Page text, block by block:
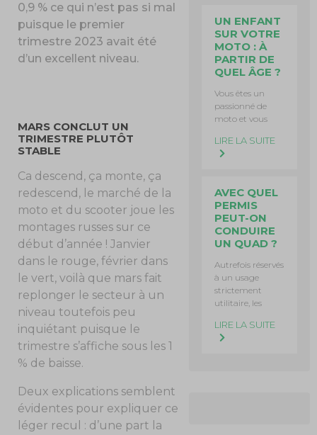
0,9 % ce qui n’est pas si mal
puisque le premier
trimestre 2023 avait été
d’un excellent niveau.
MARS CONCLUT UN
TRIMESTRE PLUTÔT
STABLE
Ca descend, ça monte, ça
redescend, le marché de la
moto et du scooter joue les
montages russes sur ce
début d’année ! Janvier
dans le rouge, février dans
le vert, voilà que mars fait
replonger le secteur à un
niveau toutefois peu
inquiétant puisque le
trimestre s’affiche sous les 1
% de baisse.
Deux explications semblent
évidentes pour expliquer ce
léger recul : d’une part la
UN ENFANT
SUR VOTRE
MOTO : À
PARTIR DE
QUEL ÂGE ?
Vous êtes un
passionné de
moto et vous
LIRE LA SUITE
AVEC QUEL
PERMIS
PEUT-ON
CONDUIRE
UN QUAD ?
Autrefois réservés
à un usage
strictement
utilitaire, les
LIRE LA SUITE